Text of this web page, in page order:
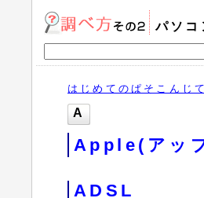
パソコ
はじめてのぱそこんじ
A
Apple(アッ
ADSL